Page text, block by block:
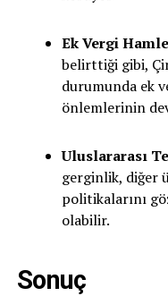
Ek Vergi
belirttiği gibi,
durumunda ek
önlemlerinin
Uluslararası
gerginlik, diğer
politikalarını
olabilir.
Sonuç